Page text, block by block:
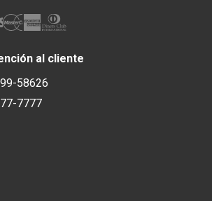
al cliente
58626
7777